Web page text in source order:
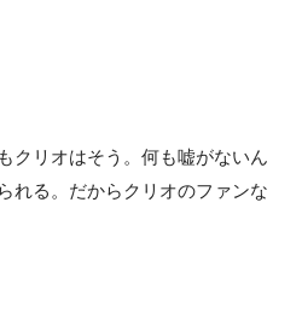
クリオはそう。何も嘘がないん
れる。だからクリオのファンな